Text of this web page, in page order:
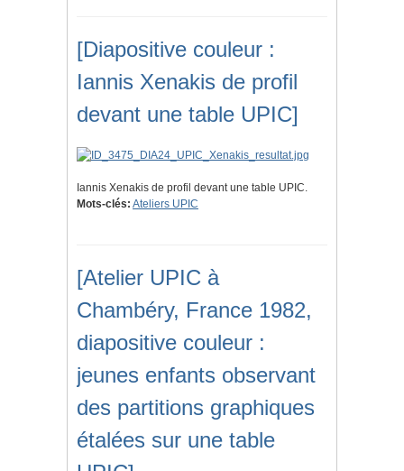
[Diapositive couleur :
Iannis Xenakis de profil
devant une table UPIC]
Iannis Xenakis de profil devant une table UPIC.
Mots-clés: Ateliers UPIC
[Atelier UPIC à
Chambéry, France 1982,
diapositive couleur :
jeunes enfants observant
des partitions graphiques
étalées sur une table